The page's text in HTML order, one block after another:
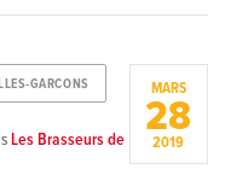
GARCONS
Les Brasseurs de
MARS
28
2019